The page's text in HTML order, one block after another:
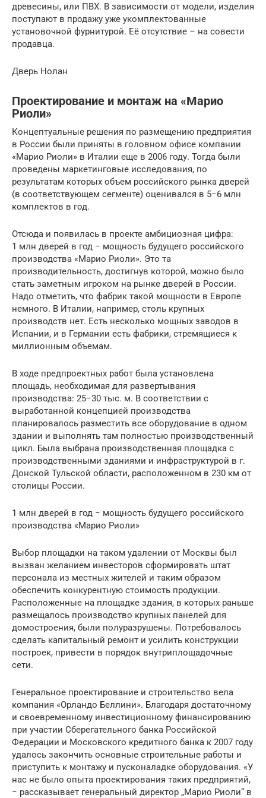
древесины, или ПВХ. В зависимости от модели, изделия
поступают в продажу уже укомплектованные
установочной фурнитурой. Её отсутствие – на совести
продавца.
Дверь Нолан
Проектирование и монтаж на «Марио
Риоли»
Концептуальные решения по размещению предприятия
в России были приняты в головном офисе компании
«Марио Риоли» в Италии еще в 2006 году. Тогда были
проведены маркетинговые исследования, по
результатам которых объем российского рынка дверей
(в соответствующем сегменте) оценивался в 5−6 млн
комплектов в год.
Отсюда и появилась в проекте амбициозная цифра:
1 млн дверей в год − мощность будущего российского
производства «Марио Риоли». Это та
производительность, достигнув которой, можно было
стать заметным игроком на рынке дверей в России.
Надо отметить, что фабрик такой мощности в Европе
немного. В Италии, например, столь крупных
производств нет. Есть несколько мощных заводов в
Испании, и в Германии есть фабрики, стремящиеся к
миллионным объемам.
В ходе предпроектных работ была установлена
площадь, необходимая для развертывания
производства: 25−30 тыс. м. В соответствии с
выработанной концепцией производства
планировалось разместить все оборудование в одном
здании и выполнять там полностью производственный
цикл. Была выбрана производственная площадка с
производственными зданиями и инфраструктурой в г.
Донской Тульской области, расположенном в 230 км от
столицы России.
1 млн дверей в год − мощность будущего российского
производства «Марио Риоли»
Выбор площадки на таком удалении от Москвы был
вызван желанием инвесторов сформировать штат
персонала из местных жителей и таким образом
обеспечить конкурентную стоимость продукции.
Расположенные на площадке здания, в которых раньше
размещалось производство крупных панелей для
домостроения, были полуразрушены. Потребовалось
сделать капитальный ремонт и усилить конструкции
построек, привести в порядок внутриплощадочные
сети.
Генеральное проектирование и строительство вела
компания «Орландо Беллини». Благодаря достаточному
и своевременному инвестиционному финансированию
при участии Сберегательного банка Российской
Федерации и Московского кредитного банка к 2007 году
удалось закончить основные строительные работы и
приступить к монтажу и пусконаладке оборудования. «У
нас не было опыта проектирования таких предприятий,
− рассказывает генеральный директор „Марио Риоли“ в